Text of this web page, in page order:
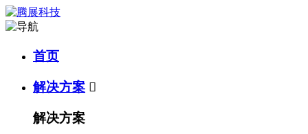
首页
解决方案 
解决方案